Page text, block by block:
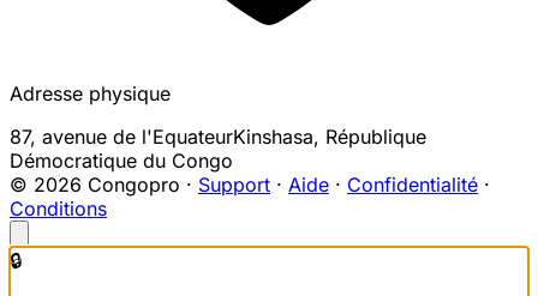
Adresse physique
87, avenue de l'EquateurKinshasa, République
Démocratique du Congo
© 2026 Congopro · Support · Aide · Confidentialité ·
Conditions
🔒